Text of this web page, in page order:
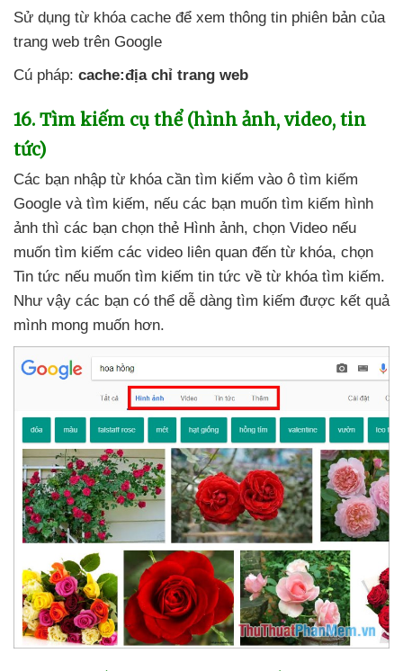
Sử dụng từ khóa cache để xem thông tin phiên bản của
trang web trên Google
Cú pháp: cache:địa chỉ trang web
16. Tìm kiếm cụ thể (hình ảnh, video, tin
tức)
Các bạn nhập từ khóa cần tìm kiếm vào ô tìm kiếm
Google và tìm kiếm, nếu các bạn muốn tìm kiếm hình
ảnh thì các bạn chọn thẻ Hình ảnh, chọn Video nếu
muốn tìm kiếm các video liên quan đến từ khóa, chọn
Tin tức nếu muốn tìm kiếm tin tức về từ khóa tìm kiếm.
Như vậy các bạn có thể dễ dàng tìm kiếm được kết quả
mình mong muốn hơn.